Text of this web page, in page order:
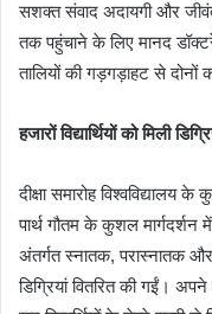
सशक्त संवाद अदायगी और
तक पहुंचाने के लिए मानद
तालियों की गड़गड़ाहट से दोनों
हजारों विद्यार्थियों को मिली
दीक्षा समारोह विश्वविद्यालय
पार्थ गौतम के कुशल
अंतर्गत स्नातक, परास्नातक
डिग्रियां वितरित की गईं। अपने